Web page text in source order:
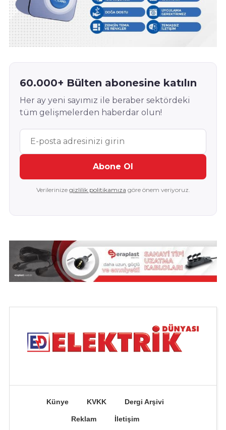
60.000+ Bülten abonesine katılın
Her ay yeni sayımız ile beraber sektördeki
tüm gelişmelerden haberdar olun!
Abone Ol
Verilerinize gizlilik politikamıza göre önem veriyoruz.
Künye KVKK Dergi Arşivi
Reklam İletişim